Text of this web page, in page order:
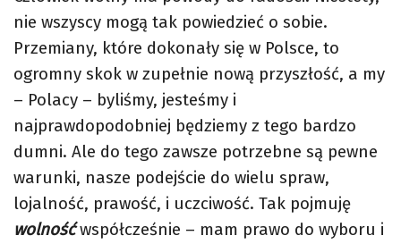
nie wszyscy mogą tak powiedzieć o sobie.
Przemiany, które dokonały się w Polsce, to
ogromny skok w zupełnie nową przyszłość, a my
– Polacy – byliśmy, jesteśmy i
najprawdopodobniej będziemy z tego bardzo
dumni. Ale do tego zawsze potrzebne są pewne
warunki, nasze podejście do wielu spraw,
lojalność, prawość, i uczciwość. Tak pojmuję
wolnośćwspółcześnie – mam prawo do wyboru i